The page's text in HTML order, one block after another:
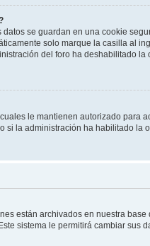
se guardan en una cookie
solo marque la casilla al
del foro ha deshabilitado la
le mantienen autorizado
la administración ha habilitado
están archivados en nuestra
sistema le permitirá cambiar sus